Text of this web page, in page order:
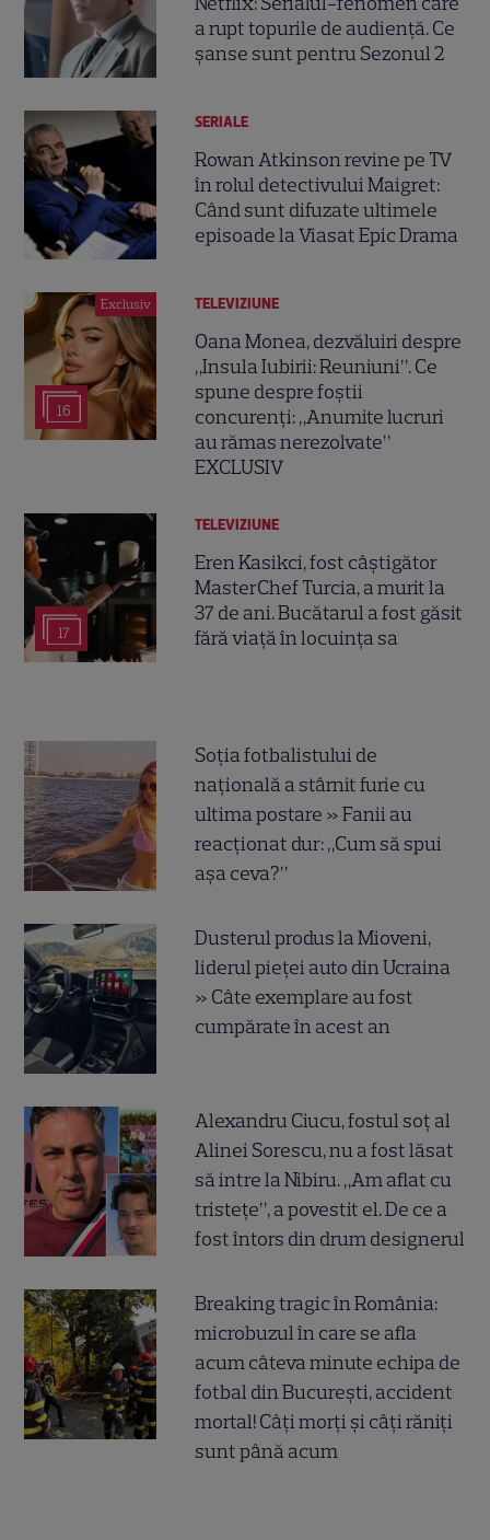
a rupt topurile de audiență. Ce
șanse sunt pentru Sezonul 2
SERIALE
Rowan Atkinson revine pe TV
în rolul detectivului Maigret:
Când sunt difuzate ultimele
episoade la Viasat Epic Drama
Exclusiv
16
TELEVIZIUNE
Oana Monea, dezvăluiri despre
„Insula Iubirii: Reuniuni”. Ce
spune despre foștii
concurenți: „Anumite lucruri
au rămas nerezolvate”
EXCLUSIV
17
TELEVIZIUNE
Eren Kasikci, fost câștigător
MasterChef Turcia, a murit la
37 de ani. Bucătarul a fost găsit
fără viață în locuința sa
Soția fotbalistului de
națională a stârnit furie cu
ultima postare » Fanii au
reacționat dur: „Cum să spui
așa ceva?”
Dusterul produs la Mioveni,
liderul pieței auto din Ucraina
» Câte exemplare au fost
cumpărate în acest an
Alexandru Ciucu, fostul soț al
Alinei Sorescu, nu a fost lăsat
să intre la Nibiru. „Am aflat cu
tristețe”, a povestit el. De ce a
fost întors din drum designerul
Breaking tragic în România:
microbuzul în care se afla
acum câteva minute echipa de
fotbal din București, accident
mortal! Câți morți și câți răniți
sunt până acum